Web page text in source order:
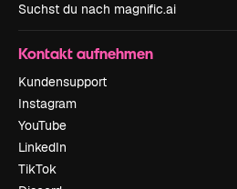
Suchst du nach magnific.ai
Kontakt aufnehmen
Kundensupport
Instagram
YouTube
LinkedIn
TikTok